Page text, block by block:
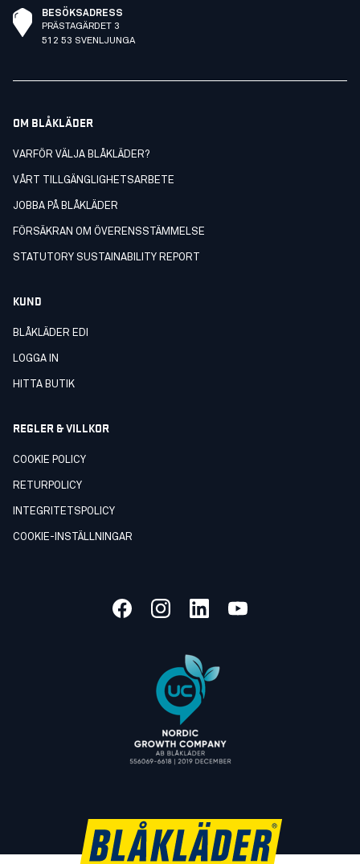
BESÖKSADRESS
PRÄSTAGÄRDET 3
512 53 SVENLJUNGA
OM BLÅKLÄDER
VARFÖR VÄLJA BLÅKLÄDER?
VÅRT TILLGÄNGLIGHETSARBETE
JOBBA PÅ BLÅKLÄDER
FÖRSÄKRAN OM ÖVERENSSTÄMMELSE
STATUTORY SUSTAINABILITY REPORT
KUND
BLÅKLÄDER EDI
LOGGA IN
HITTA BUTIK
REGLER & VILLKOR
COOKIE POLICY
RETURPOLICY
INTEGRITETSPOLICY
COOKIE-INSTÄLLNINGAR